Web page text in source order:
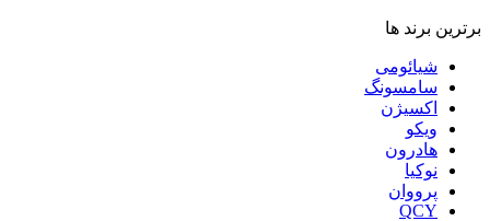
برترین برند ها
شیائومی
سامسونگ
اکسیژن
ویکو
هادرون
نوکیا
پرووان
QCY